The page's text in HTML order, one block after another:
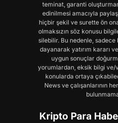
teminat, garanti
edinilmesi amacıyla
hiçbir şekil ve surette ön
olmaksızın söz konusu
silebilir. Bu nedenle,
dayanarak yatırım kararı
uygun sonuçlar
yorumlardan, eksik bilgi ve/
konularda ortaya
News ve çalışanlarının
Kripto Para